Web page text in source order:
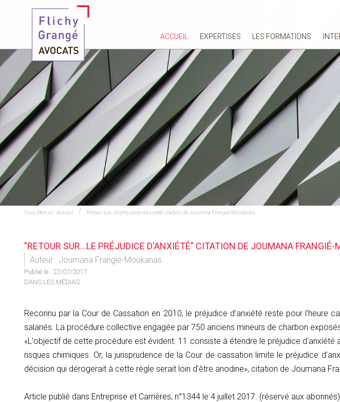
ACCUEIL EXPERTISES LES FORMATIONS
Vous êtes ici :Accueil "Retour sur…le préjudice d'anxiété" citation de Joumana Frangié-Moukanas
"RETOUR SUR…LE PRÉJUDICE D'ANXIÉTÉ" CITATION DE JOUMANA FRANGIÉ-
Auteur : Joumana Frangié-Moukanas
Publié le : 27/07/2017
DANS LES MÉDIAS
Reconnu par la Cour de Cassation en 2010, le préjudice d'anxiété reste pour
salariés. La procédure collective engagée par 750 anciens mineurs de charbon
«L'objectif de cette procédure est évident. 11 consiste à étendre le préjudice
risques chimiques. Or, la jurisprudence de la Cour de cassation limite le préjudice
décision qui dérogerait à cette règle serait loin d'être anodine», citation de Joumana
Article publié dans Entreprise et Carrières, n°1344 le 4 juillet 2017. (réservé aux abonnés)